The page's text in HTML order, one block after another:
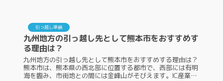
引っ越し準備
九州地方の引っ越し先として熊本市をおすすめす
る理由は？
九州地方の引っ越し先として熊本市をおすすめする理由は？
熊本市は、熊本県の西北部に位置する都市で、西部には有明
海を臨み、市街地との間には金峰山がそびえます。IC産業を